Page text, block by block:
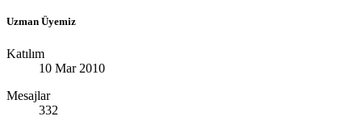
Uzman Üyemiz
Katılım
10 Mar 2010
Mesajlar
332